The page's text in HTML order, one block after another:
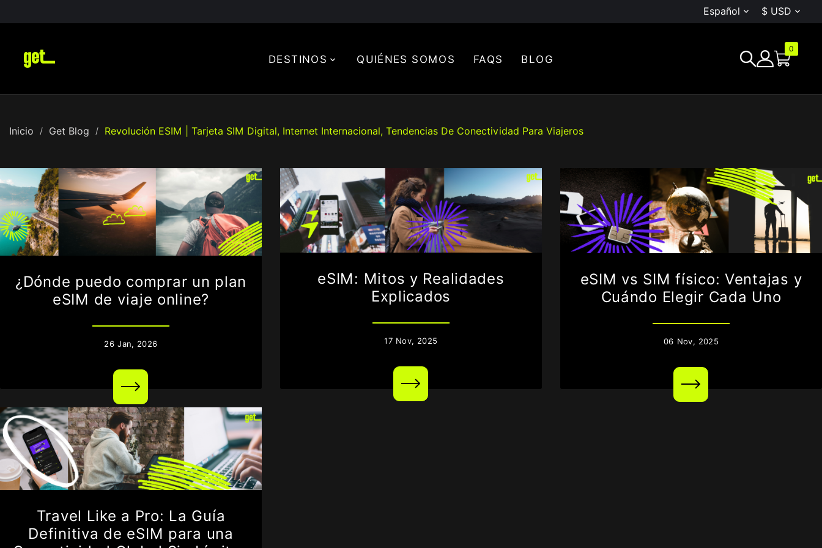
Español  $ USD 
DESTINOS QUIÉNES SOMOS FAQS BLOG
0
Inicio Get Blog Revolución ESIM | Tarjeta SIM Digital, Internet Internacional, Tendencias De Conectividad Para Viajeros
¿Dónde puedo comprar un plan
eSIM de viaje online?
26 Jan, 2026
eSIM: Mitos y Realidades
Explicados
17 Nov, 2025
eSIM vs SIM físico: Ventajas y
Cuándo Elegir Cada Uno
06 Nov, 2025
Travel Like a Pro: La Guía
Definitiva de eSIM para una